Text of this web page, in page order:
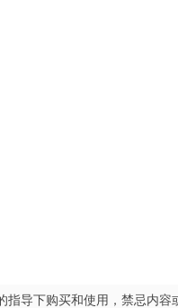
导下购买和使用，禁忌内容